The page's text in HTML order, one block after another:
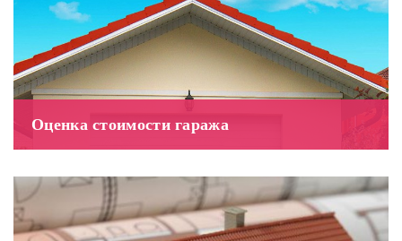
Оценка стоимости гаража